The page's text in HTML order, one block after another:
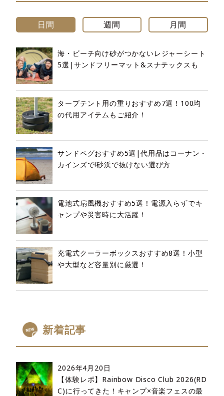
日間 週間 月間
海・ビーチ向け砂がつかないレジャーシート
5選|サンドフリーマット&スナテックスも
タープテント用の重りおすすめ7選！100均
の代用アイテムもご紹介！
サンドペグおすすめ5選|代用品はコーナン・
カインズで!砂浜で抜けない選び方
電池式扇風機おすすめ5選！電源入らずでキ
ャンプや災害時に大活躍！
充電式クーラーボックスおすすめ8選！小型
や大型など容量別に厳選！
新着記事
2026年4月20日
【体験レポ】Rainbow Disco Club 2026(RD
C)に行ってきた！キャンプ×音楽フェスの最